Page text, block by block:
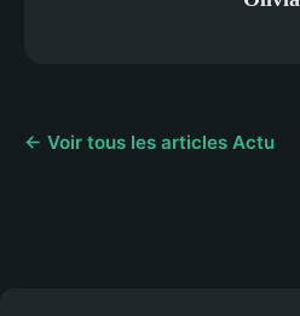
← Voir tous les articles Actu